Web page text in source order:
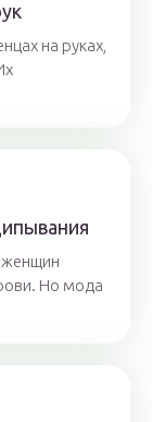
на руках,
женщин
Но мода